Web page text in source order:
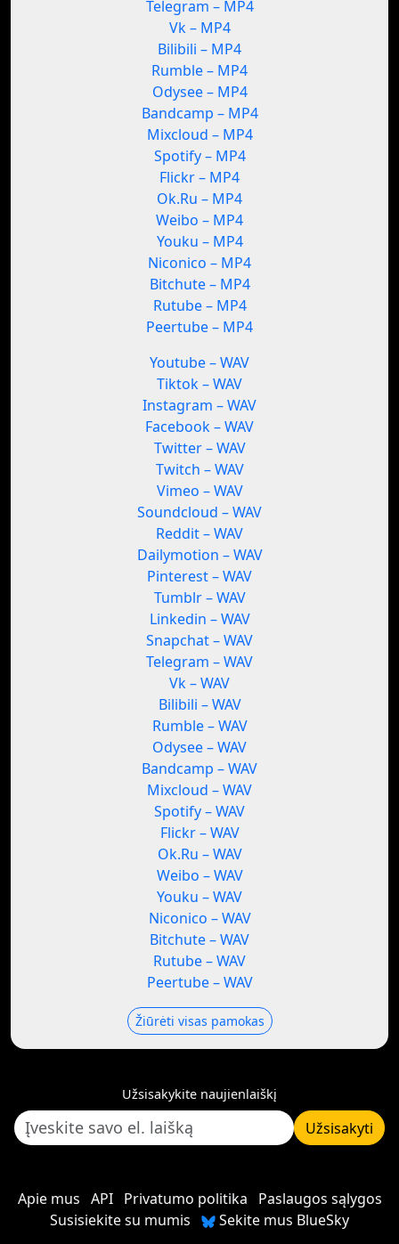
Telegram – MP4
Vk – MP4
Bilibili – MP4
Rumble – MP4
Odysee – MP4
Bandcamp – MP4
Mixcloud – MP4
Spotify – MP4
Flickr – MP4
Ok.Ru – MP4
Weibo – MP4
Youku – MP4
Niconico – MP4
Bitchute – MP4
Rutube – MP4
Peertube – MP4
Youtube – WAV
Tiktok – WAV
Instagram – WAV
Facebook – WAV
Twitter – WAV
Twitch – WAV
Vimeo – WAV
Soundcloud – WAV
Reddit – WAV
Dailymotion – WAV
Pinterest – WAV
Tumblr – WAV
Linkedin – WAV
Snapchat – WAV
Telegram – WAV
Vk – WAV
Bilibili – WAV
Rumble – WAV
Odysee – WAV
Bandcamp – WAV
Mixcloud – WAV
Spotify – WAV
Flickr – WAV
Ok.Ru – WAV
Weibo – WAV
Youku – WAV
Niconico – WAV
Bitchute – WAV
Rutube – WAV
Peertube – WAV
Žiūrėti visas pamokas
Užsisakykite naujienlaiškį
Užsisakyti
Apie mus API Privatumo politika
Paslaugos sąlygos
Susisiekite su mumis
Sekite mus BlueSky